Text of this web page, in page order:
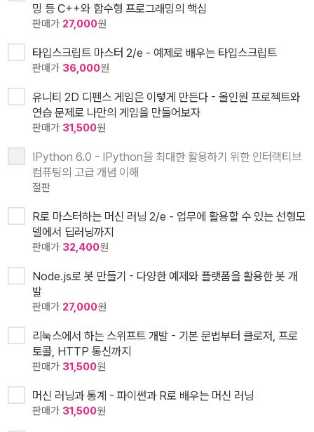
밍 등 C++와 함수형 프로그래밍의 핵심
판매가 27,000원
타입스크립트 마스터 2/e - 예제로 배우는 타입스크립트
판매가 36,000원
유니티 2D 디펜스 게임은 이렇게 만든다 - 올인원 프로젝트와
연습 문제로 나만의 게임을 만들어보자
판매가 31,500원
IPython 6.0 - IPython을 최대한 활용하기 위한 인터랙티브
컴퓨팅의 고급 개념 이해
절판
R로 마스터하는 머신 러닝 2/e - 업무에 활용할 수 있는 선형모
델에서 딥러닝까지
판매가 32,400원
Node.js로 봇 만들기 - 다양한 예제와 플랫폼을 활용한 봇 개
발
판매가 27,000원
리눅스에서 하는 스위프트 개발 - 기본 문법부터 클로저, 프로
토콜, HTTP 통신까지
판매가 31,500원
머신 러닝과 통계 - 파이썬과 R로 배우는 머신 러닝
판매가 31,500원